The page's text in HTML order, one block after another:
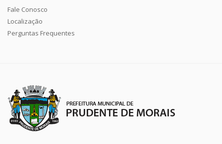
Fale Conosco
Localização
Perguntas Frequentes